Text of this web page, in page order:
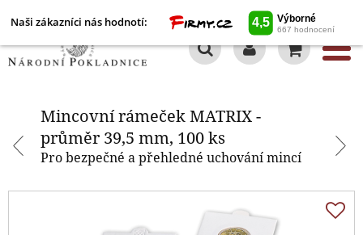
Naši zákazníci nás hodnotí:
Mincovní rámeček MATRIX -
průměr 39,5 mm, 100 ks
Pro bezpečné a přehledné uchování mincí
Mincovní rámeček MATRIX -